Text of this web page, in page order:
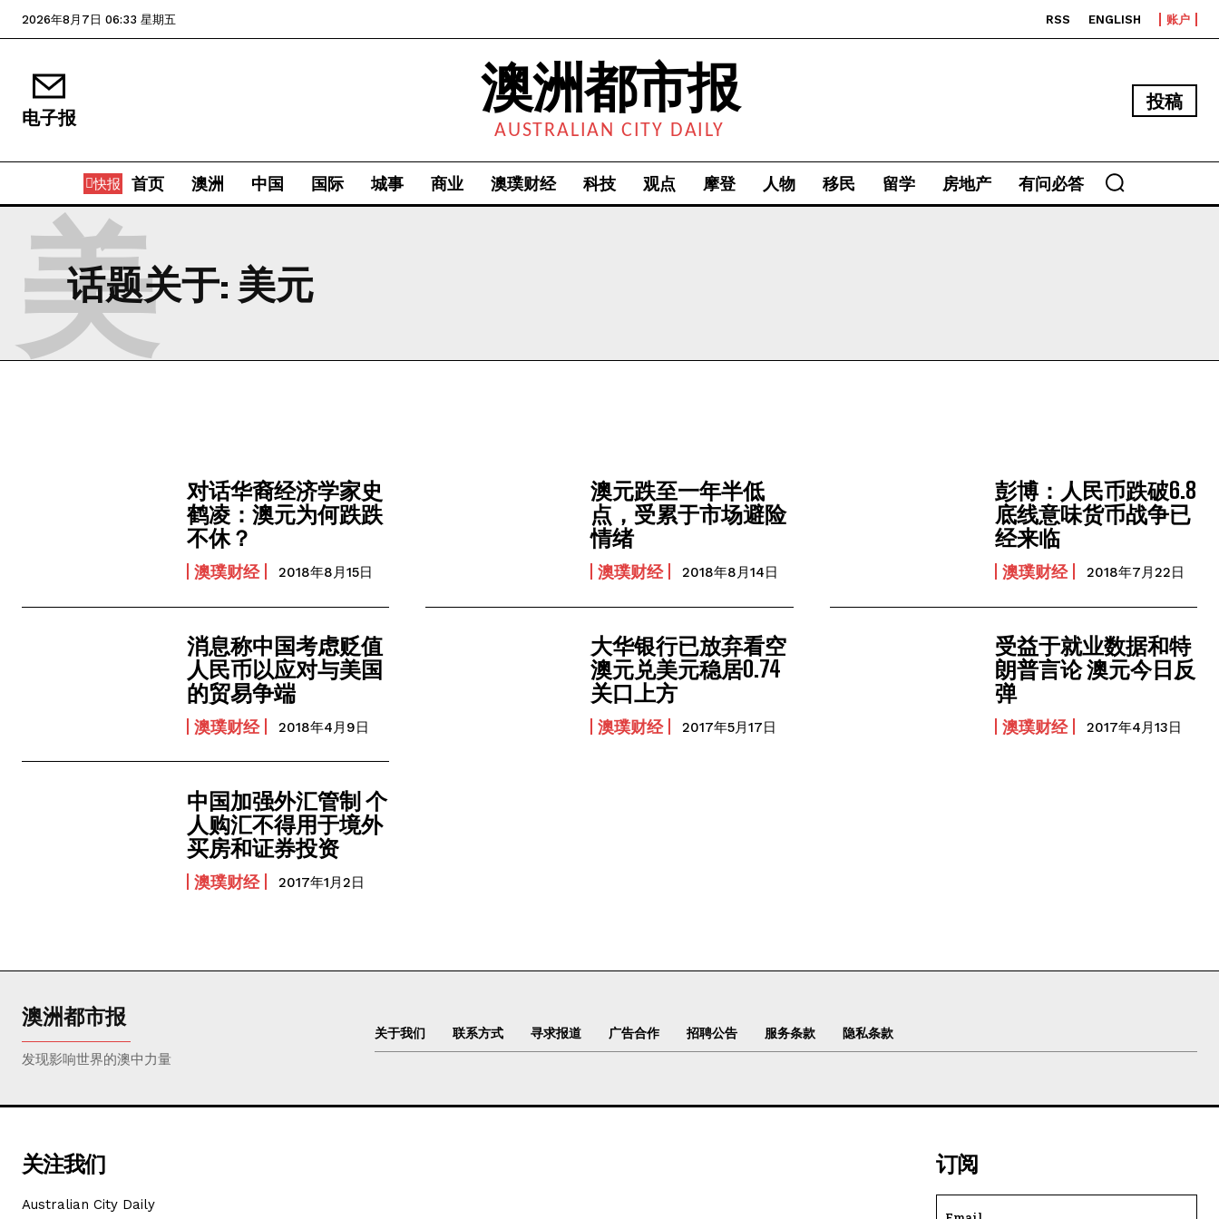
2026年8月7日 06:33 星期五 RSS ENGLISH 账户
电子报 澳洲都市报
AUSTRALIAN CITY DAILY
投稿
快报 首页 澳洲 中国 国际 城事 商业 澳璞财经 科技 观点 摩登 人物 移民 留学 房地产 有问必答
话题关于: 美元
美
对话华裔经济学家史
鹤凌：澳元为何跌跌
不休？
澳璞财经 2018年8月15日
澳元跌至一年半低
点，受累于市场避险
情绪
澳璞财经 2018年8月14日
彭博：人民币跌破6.8
底线意味货币战争已
经来临
澳璞财经 2018年7月22日
消息称中国考虑贬值
人民币以应对与美国
的贸易争端
澳璞财经 2018年4月9日
大华银行已放弃看空
澳元兑美元稳居0.74
关口上方
澳璞财经 2017年5月17日
受益于就业数据和特
朗普言论 澳元今日反
弹
澳璞财经 2017年4月13日
中国加强外汇管制 个
人购汇不得用于境外
买房和证券投资
澳璞财经 2017年1月2日
澳洲都市报
发现影响世界的澳中力量
关于我们 联系方式 寻求报道 广告合作 招聘公告 服务条款 隐私条款
关注我们
Australian City Daily
订阅